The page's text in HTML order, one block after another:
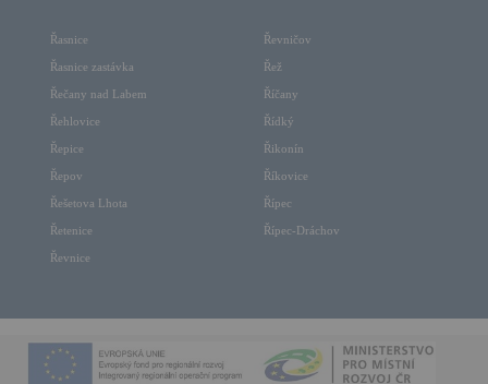
Řasnice
Řasnice zastávka
Řečany nad Labem
Řehlovice
Řepice
Řepov
Řešetova Lhota
Řetenice
Řevnice
Řevničov
Řež
Říčany
Řídký
Řikonín
Říkovice
Řípec
Řípec-Dráchov